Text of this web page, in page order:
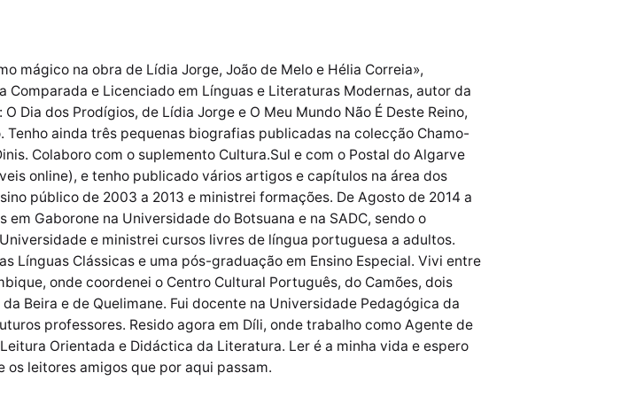
mágico na obra de Lídia Jorge, João de Melo e Hélia Correia»,
e Licenciado em Línguas e Literaturas Modernas, autor da
Dia dos Prodígios, de Lídia Jorge e O Meu Mundo Não É Deste Reino,
ainda três pequenas biografias publicadas na colecção Chamo-
Colaboro com o suplemento Cultura.Sul e com o Postal do Algarve
online), e tenho publicado vários artigos e capítulos na área dos
público de 2003 a 2013 e ministrei formações. De Agosto de 2014 a
Gaborone na Universidade do Botsuana e na SADC, sendo o
e ministrei cursos livres de língua portuguesa a adultos.
Línguas Clássicas e uma pós-graduação em Ensino Especial. Vivi entre
onde coordenei o Centro Cultural Português, do Camões, dois
Beira e de Quelimane. Fui docente na Universidade Pedagógica da
professores. Resido agora em Díli, onde trabalho como Agente de
Orientada e Didáctica da Literatura. Ler é a minha vida e espero
leitores amigos que por aqui passam.